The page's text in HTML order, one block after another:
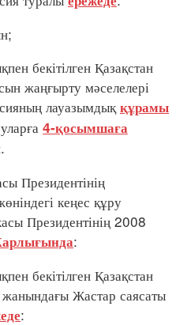
бекітілген Қазақстан
жаңғырту мәселелері
лауазымдыққұрамы
4-қосымшаға
Президентінің
кеңес құру
Президентінің 2008
:
бекітілген Қазақстан
жанындағы Жастар саясаты
: